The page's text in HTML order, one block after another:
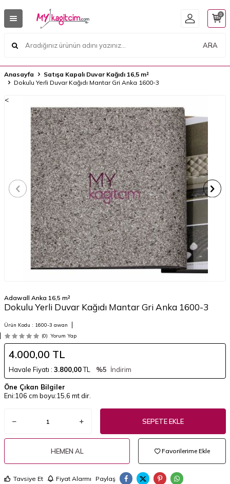
ARA
0
Anasayfa
Satışa Kapalı Duvar Kağıdı 16,5 m²
Dokulu Yerli Duvar Kağıdı Mantar Gri Anka 1600-3
<
Adawall Anka 16,5 m²
Dokulu Yerli Duvar Kağıdı Mantar Gri Anka 1600-3
Ürün Kodu : 1600-3 awan
(0) Yorum Yap
4.000,00 TL
Havale Fiyatı : 3.800,00TL %5 İndirim
Öne Çıkan Bilgiler
Eni:106 cm boyu:15,6 mt dir.
SEPETE EKLE
HEMEN AL Favorilerime Ekle
Tavsiye Et Fiyat Alarmı Paylaş